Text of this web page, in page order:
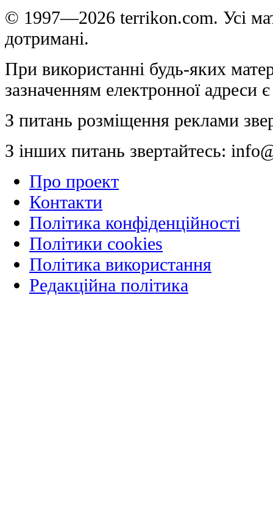
© 1997—2026 terrikon.com. Усі
дотримані.
При використанні будь-яких
зазначенням електронної адреси
З питань розміщення реклами
З інших питань звертайтесь:
Про проект
Контакти
Політика конфіденційності
Політики cookies
Політика використання
Редакційна політика